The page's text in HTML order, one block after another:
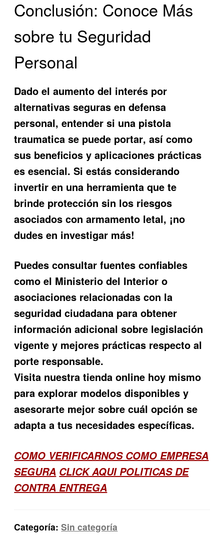
Conclusión: Conoce Más
sobre tu Seguridad
Personal
Dado el aumento del interés por
alternativas seguras en defensa
personal, entender si una pistola
traumatica se puede portar, así como
sus beneficios y aplicaciones prácticas
es esencial. Si estás considerando
invertir en una herramienta que te
brinde protección sin los riesgos
asociados con armamento letal, ¡no
dudes en investigar más!
Puedes consultar fuentes confiables
como el Ministerio del Interior o
asociaciones relacionadas con la
seguridad ciudadana para obtener
información adicional sobre legislación
vigente y mejores prácticas respecto al
porte responsable.
Visita nuestra tienda online hoy mismo
para explorar modelos disponibles y
asesorarte mejor sobre cuál opción se
adapta a tus necesidades específicas.
COMO VERIFICARNOS COMO EMPRESA
SEGURA CLICK AQUI POLITICAS DE
CONTRA ENTREGA
Categoría:Sin categoría